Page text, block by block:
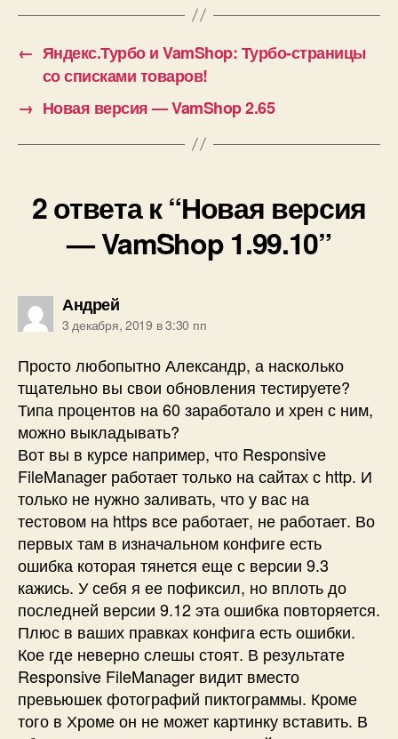
← Яндекс.Турбо и VamShop: Турбо-страницы
со списками товаров!
→ Новая версия — VamShop 2.65
2 ответа к “Новая версия
— VamShop 1.99.10”
Андрейпишет:
3 декабря, 2019 в 3:30 пп
Просто любопытно Александр, а насколько
тщательно вы свои обновления тестируете?
Типа процентов на 60 заработало и хрен с ним,
можно выкладывать?
Вот вы в курсе например, что Responsive
FileManager работает только на сайтах с http. И
только не нужно заливать, что у вас на
тестовом на https все работает, не работает. Во
первых там в изначальном конфиге есть
ошибка которая тянется еще с версии 9.3
кажись. У себя я ее пофиксил, но вплоть до
последней версии 9.12 эта ошибка повторяется.
Плюс в ваших правках конфига есть ошибки.
Кое где неверно слешы стоят. В результате
Responsive FileManager видит вместо
превьюшек фотографий пиктограммы. Кроме
того в Хроме он не может картинку вставить. В